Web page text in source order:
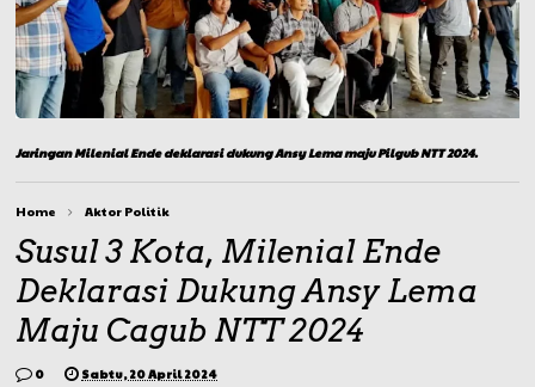
Jaringan Milenial Ende deklarasi dukung Ansy Lema maju Pilgub NTT 2024.
Home Aktor Politik
Susul 3 Kota, Milenial Ende
Deklarasi Dukung Ansy Lema
Maju Cagub NTT 2024
0 Sabtu, 20 April 2024